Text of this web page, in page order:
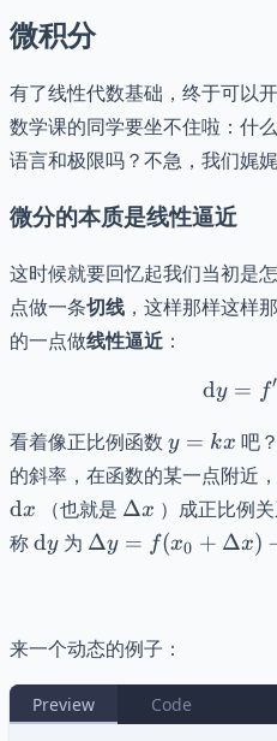
微积分
有了线性代数基础，终于可以
数学课的同学要坐不住啦：什
语言和极限吗？不急，我们娓娓
微分的本质是线性逼近
这时候就要回忆起我们当初是
点做一条切线 ，这样那样这样
的一点做线性逼近 ：
dy = f′
看着像正比例函数 y
=
kx
y = kx 吧
的斜率，在函数的某一点附近
\mathrm{d}x
dx （也就是 \Delta
Δx ）成正比例
称\mathrm{d}y
dy为 \Delta y =
Δy = f(x0 + Δx)
来一个动态的例子：
Preview Code